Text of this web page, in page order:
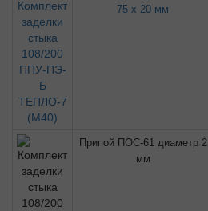
75 х 20 мм
Припой ПОС-61 диаметр 2
мм